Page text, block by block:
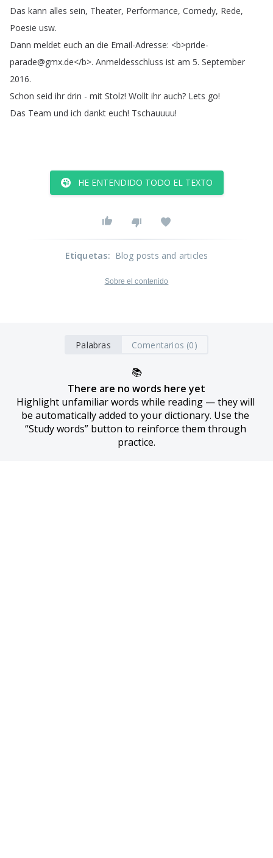
Das kann alles sein, Theater, Performance, Comedy, Rede,
Poesie usw.
Dann meldet euch an die Email-Adresse: <b>pride-
parade@gmx.de</b>. Anmeldesschluss ist am 5. September
2016.
Schon seid ihr drin - mit Stolz! Wollt ihr auch? Lets go!
Das Team und ich dankt euch! Tschauuuu!
HE ENTENDIDO TODO EL TEXTO
Etiquetas: Blog posts and articles
Sobre el contenido
Palabras Comentarios (0)
📚
There are no words here yet
Highlight unfamiliar words while reading — they will
be automatically added to your dictionary. Use the
“Study words” button to reinforce them through
practice.